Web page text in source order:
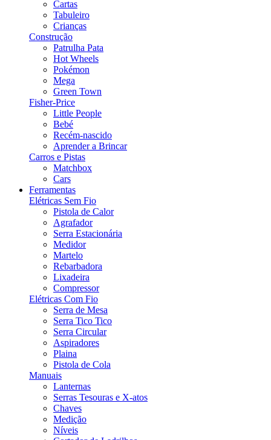
Cartas
Tabuleiro
Crianças
Construção
Patrulha Pata
Hot Wheels
Pokémon
Mega
Green Town
Fisher-Price
Little People
Bebé
Recém-nascido
Aprender a Brincar
Carros e Pistas
Matchbox
Cars
Ferramentas
Elétricas Sem Fio
Pistola de Calor
Agrafador
Serra Estacionária
Medidor
Martelo
Rebarbadora
Lixadeira
Compressor
Elétricas Com Fio
Serra de Mesa
Serra Tico Tico
Serra Circular
Aspiradores
Plaina
Pistola de Cola
Manuais
Lanternas
Serras Tesouras e X-atos
Chaves
Medição
Níveis